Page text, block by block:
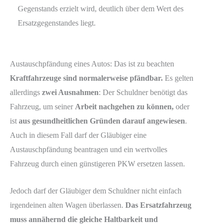
Gegenstands erzielt wird, deutlich über dem Wert des
Ersatzgegenstandes liegt.
Austauschpfändung eines Autos: Das ist zu beachten
Kraftfahrzeuge sind normalerweise pfändbar. Es gelten
allerdings zwei Ausnahmen: Der Schuldner benötigt das
Fahrzeug, um seiner Arbeit nachgehen zu können, oder
ist aus gesundheitlichen Gründen darauf angewiesen.
Auch in diesem Fall darf der Gläubiger eine
Austauschpfändung beantragen und ein wertvolles
Fahrzeug durch einen günstigeren PKW ersetzen lassen.
Jedoch darf der Gläubiger dem Schuldner nicht einfach
irgendeinen alten Wagen überlassen. Das Ersatzfahrzeug
muss annähernd die gleiche Haltbarkeit und